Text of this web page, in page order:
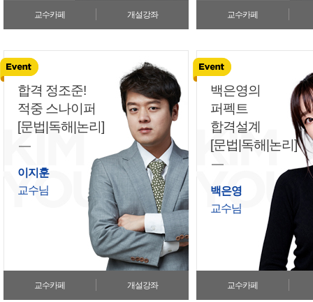
교수카페 개설강좌 교수카페
합격 정조준!
적중 스나이퍼
[문법|독해|논리]
이지훈
교수님
교수카페 개설강좌
백은영의
퍼펙트
합격설계
[문법|독해|논리]
백은영
교수님
교수카페